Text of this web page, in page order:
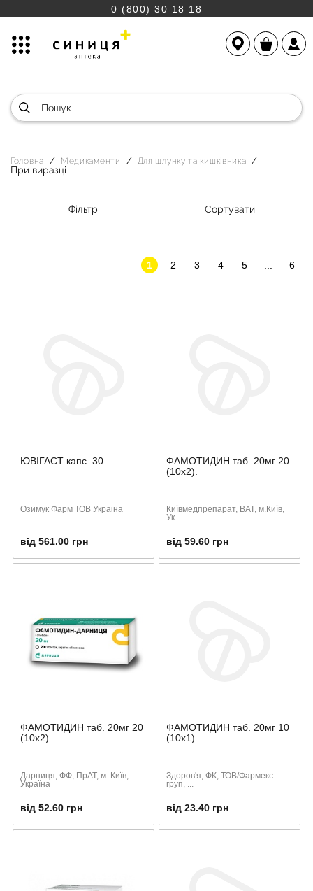
0 (800) 30 18 18
Головна Медикаменти Для шлунку та кишківника
При виразці
Фільтр Сортувати
1 2 3 4 5 6
ЮВІГАСТ капс. 30
Озимук Фарм ТОВ Украіна
від 561.00 грн
ФАМОТИДИН таб. 20мг 20
(10х2).
Київмедпрепарат, ВАТ, м.Київ,
Ук...
від 59.60 грн
ФАМОТИДИН таб. 20мг 20
(10х2)
Дарниця, ФФ, ПрАТ, м. Київ,
Україна
від 52.60 грн
ФАМОТИДИН таб. 20мг 10
(10х1)
Здоров'я, ФК, ТОВ/Фармекс
груп, ...
від 23.40 грн